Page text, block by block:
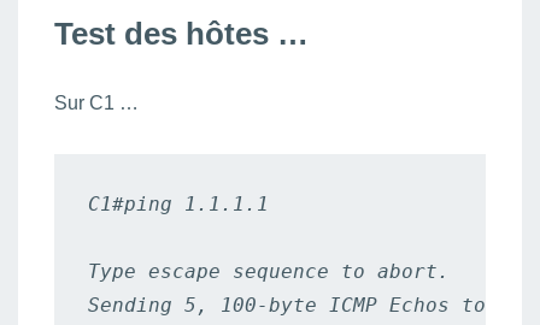
Test des hôtes …
Sur C1 …
C1#ping 1.1.1.1
Type escape sequence to abort.
Sending 5, 100-byte ICMP Echos to